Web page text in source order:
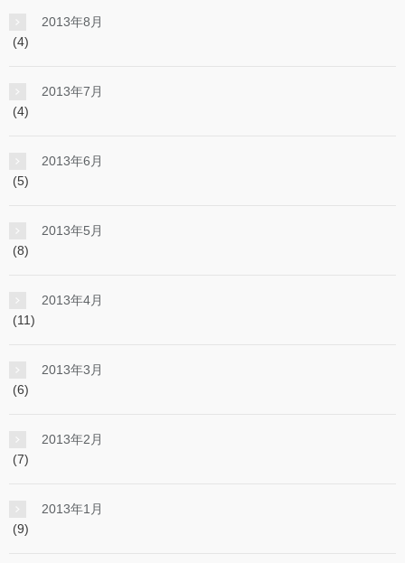
2013年8月
(4)
2013年7月
(4)
2013年6月
(5)
2013年5月
(8)
2013年4月
(11)
2013年3月
(6)
2013年2月
(7)
2013年1月
(9)